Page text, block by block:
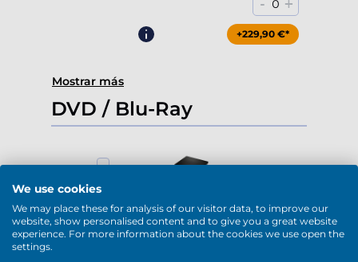
- 0 +
+229,90 €*
Mostrar más
DVD / Blu-Ray
- 0 +
We use cookies
We may place these for analysis of our visitor data, to improve our
website, show personalised content and to give you a great website
experience. For more information about the cookies we use open the
settings.